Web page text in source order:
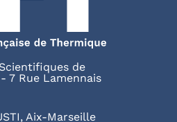
de
7 Rue Lamennais
Aix-Marseille